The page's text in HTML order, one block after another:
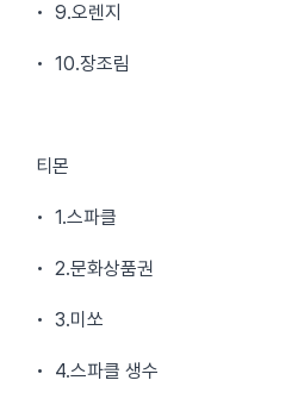
• 9.오렌지
• 10.장조림
티몬
• 1.스파클
• 2.문화상품권
• 3.미쏘
• 4.스파클 생수